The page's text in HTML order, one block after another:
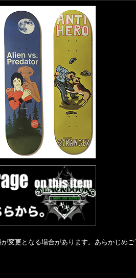
変更となる場合があります。あらかじめご